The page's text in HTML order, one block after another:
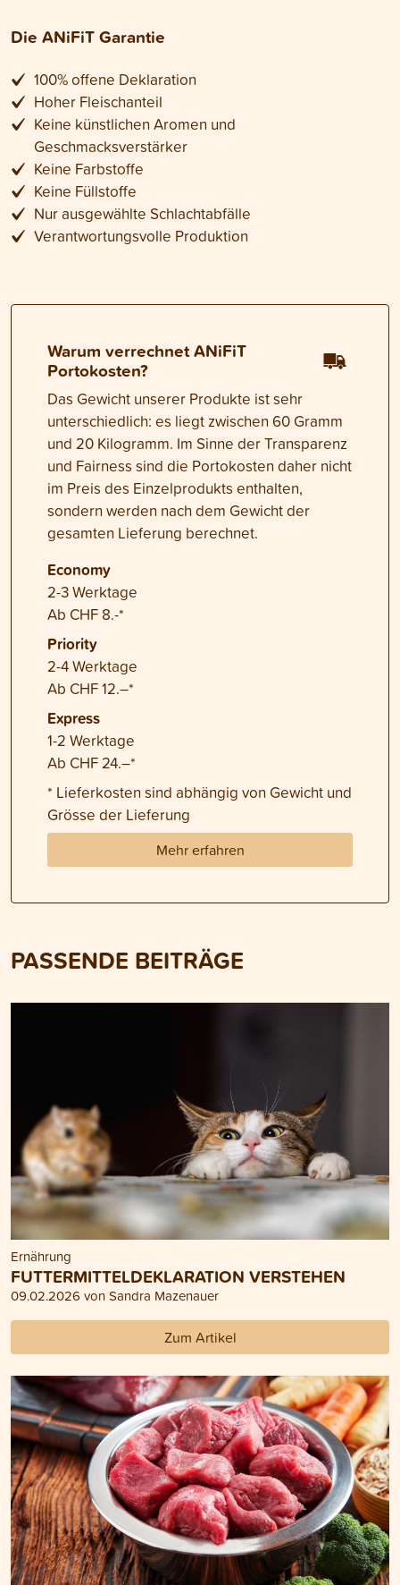
Die ANiFiT Garantie
100% offene Deklaration
Hoher Fleischanteil
Keine künstlichen Aromen und
Geschmacksverstärker
Keine Farbstoffe
Keine Füllstoffe
Nur ausgewählte Schlachtabfälle
Verantwortungsvolle Produktion
Warum verrechnet ANiFiT
Portokosten?
Das Gewicht unserer Produkte ist sehr
unterschiedlich: es liegt zwischen 60 Gramm
und 20 Kilogramm. Im Sinne der Transparenz
und Fairness sind die Portokosten daher nicht
im Preis des Einzelprodukts enthalten,
sondern werden nach dem Gewicht der
gesamten Lieferung berechnet.
Economy
2-3 Werktage
Ab CHF 8.-*
Priority
2-4 Werktage
Ab CHF 12.–*
Express
1-2 Werktage
Ab CHF 24.–*
* Lieferkosten sind abhängig von Gewicht und
Grösse der Lieferung
Mehr erfahren
PASSENDE BEITRÄGE
Ernährung
FUTTERMITTELDEKLARATION VERSTEHEN
09.02.2026 von Sandra Mazenauer
Zum Artikel